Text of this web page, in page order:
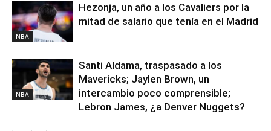
NBA
Hezonja, un año a los Cavaliers por la
mitad de salario que tenía en el Madrid
NBA
Santi Aldama, traspasado a los
Mavericks; Jaylen Brown, un
intercambio poco comprensible;
Lebron James, ¿a Denver Nuggets?